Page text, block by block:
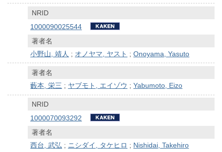
NRID
1000090025544
著者名
小野山, 靖人 ; オノヤマ, ヤスト ;Onoyama, Yasuto
著者名
藪本, 栄三 ; ヤブモト, エイゾウ ;Yabumoto, Eizo
NRID
1000070093292
著者名
西台, 武弘 ; ニシダイ, タケヒロ ; Nishidai, Takehiro